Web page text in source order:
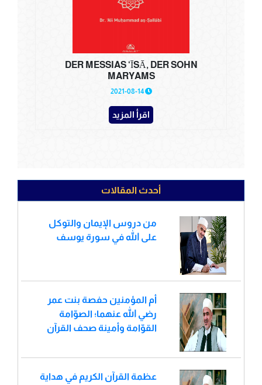
DER MESSIAS ‘ĪSĀ, DER SOHN
MARYAMS
2021-08-14
اقرأ المزيد
أحدث المقالات
من دروس الإيمان والتوكل
على الله في سورة يوسف
أم المؤمنين حفصة بنت عمر
رضي الله عنهما؛ الصوّامة
القوّامة وأمينة صحف القرآن
عظمة القرآن الكريم في هداية